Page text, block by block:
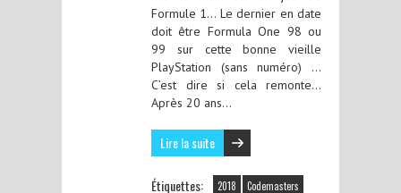
Formule 1… Le dernier en date
doit être Formula One 98 ou
99 sur cette bonne vieille
PlayStation (sans numéro) …
C’est dire si cela remonte…
Après 20 ans…
Lire la suite
Étiquettes: 2018 Codemasters